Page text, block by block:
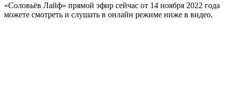
«Соловьёв Лайф» прямой эфир сейчас от 14 ноября 2022 года
можете смотреть и слушать в онлайн режиме ниже в видео.